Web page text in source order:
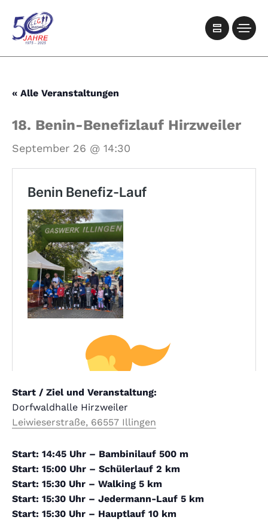
« Alle Veranstaltungen
18. Benin-Benefizlauf Hirzweiler
September 26 @ 14:30
Start / Ziel und Veranstaltung:
Dorfwaldhalle Hirzweiler
Leiwieserstraße, 66557 Illingen
Start: 14:45 Uhr – Bambinilauf 500 m
Start: 15:00 Uhr – Schülerlauf 2 km
Start: 15:30 Uhr – Walking 5 km
Start: 15:30 Uhr – Jedermann-Lauf 5 km
Start: 15:30 Uhr – Hauptlauf 10 km